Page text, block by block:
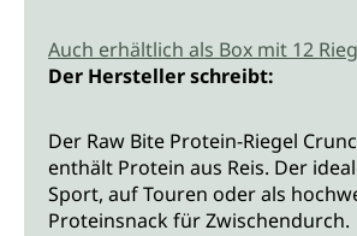
Auch erhältlich als Box mit 12
Der Hersteller schreibt:
Der Raw Bite Protein-Riegel
enthält Protein aus Reis. Der
Sport, auf Touren oder als
Proteinsnack für Zwischendurch.